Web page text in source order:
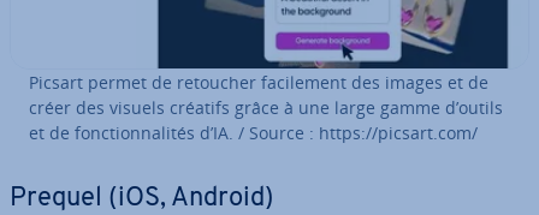
Picsart permet de retoucher fa­ci­le­ment des images et de
créer des visuels créatifs grâce à une large gamme d’outils
et de fonc­tion­na­li­tés d’IA. / Source : https://picsart.com/
Prequel (iOS, Android)